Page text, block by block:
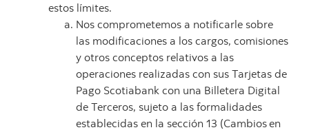
estos límites.
Nos comprometemos a notificarle sobre
las modificaciones a los cargos, comisiones
y otros conceptos relativos a las
operaciones realizadas con sus Tarjetas de
Pago Scotiabank con una Billetera Digital
de Terceros, sujeto a las formalidades
establecidas en la sección 13 (Cambiosen